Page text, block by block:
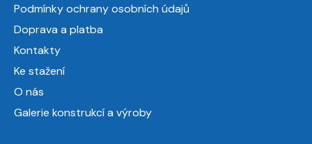
Podmínky ochrany osobních údajů
Doprava a platba
Kontakty
Ke stažení
O nás
Galerie konstrukcí a výroby